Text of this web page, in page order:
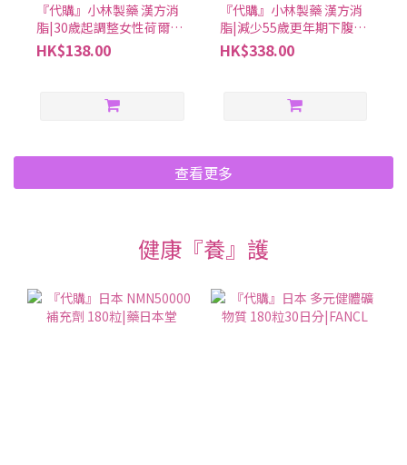
『代購』小林製藥 漢方消
脂|30歲起調整女性荷爾蒙|
增加新陳代謝| 消腫消脂
HK$138.00
『代購』小林製藥 漢方消
脂|減少55歲更年期下腹脂
肪|調整女性荷爾蒙和增加
新陳代謝來
HK$338.00
查看更多
健康『養』護